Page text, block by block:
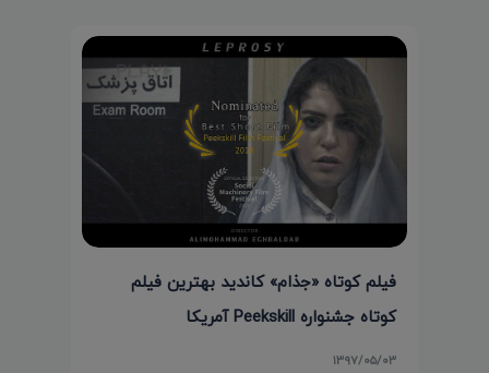
فیلم کوتاه «جذام» کاندید بهترین فیلم
کوتاه جشنواره Peekskill آمریکا
۱۳۹۷/۰۵/۰۳